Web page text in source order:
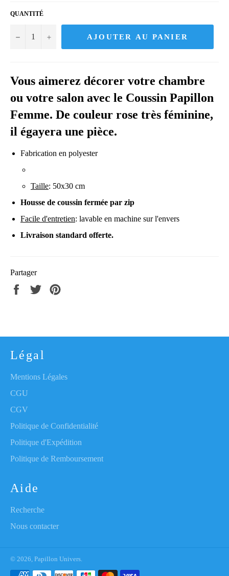
QUANTITÉ
− + AJOUTER AU PANIER
Vous aimerez décorer votre chambre
ou votre salon avec le Coussin Papillon
Femme. De couleur rose très féminine,
il égayera une pièce.
Fabrication en polyester
Taille: 50x30 cm
Housse de coussin fermée par zip
Facile d'entretien: lavable en machine sur l'envers
Livraison standard offerte.
Partager
PartagerTweeter
Légal
Mentions Légales
CGU
CGV
Politique de Confidentialité
Politique d'Expédition
Politique de Remboursement
Aide
Recherche
Nous contacter
© 2026, Papillon Univers.
Moyens